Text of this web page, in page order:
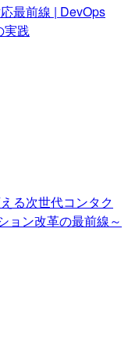
最前線 | DevOps
実践
る次世代コンタク
ョン改革の最前線～